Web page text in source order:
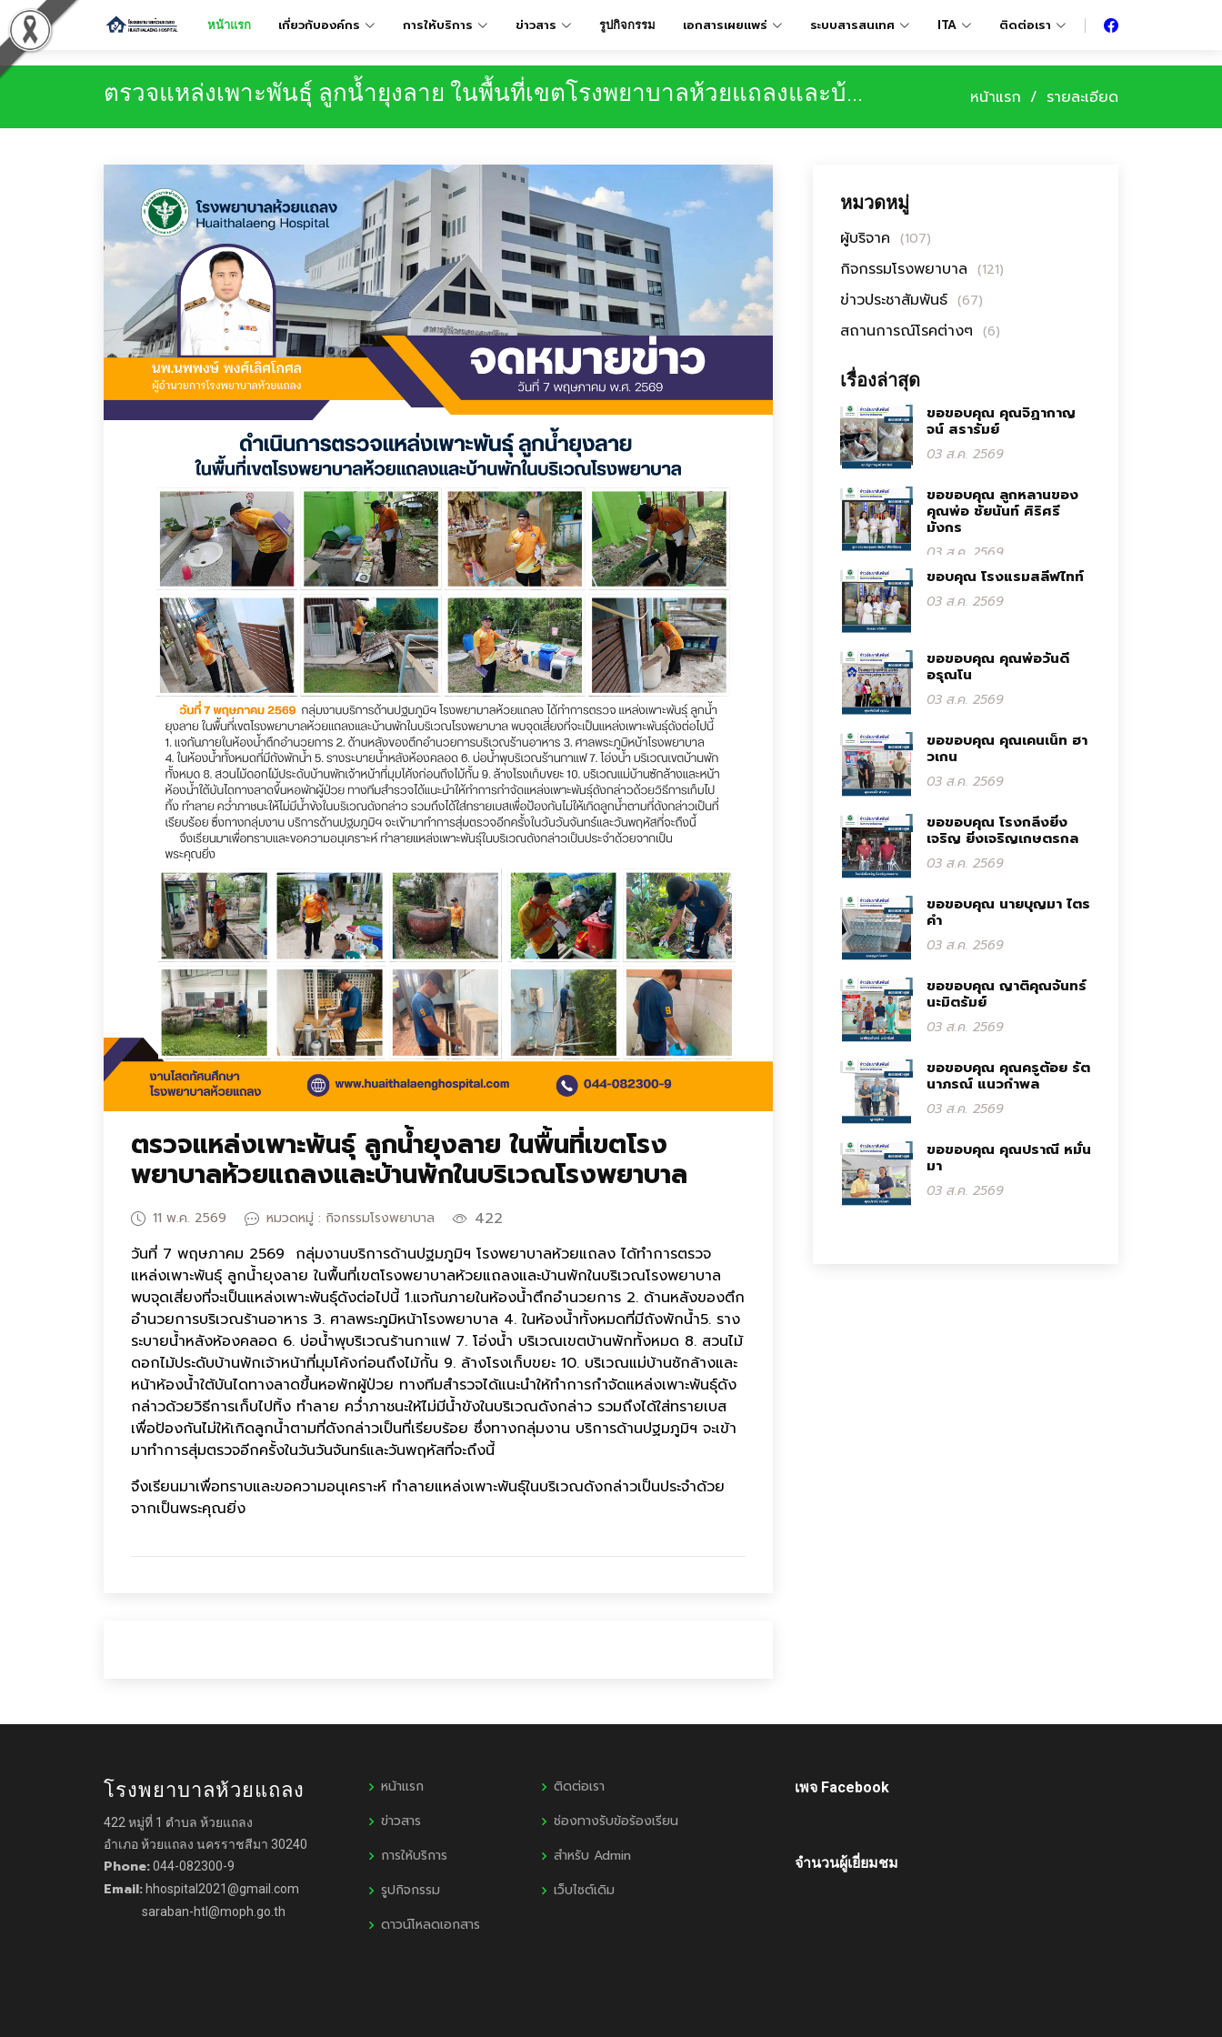
หน้าแรก เกี่ยวกับองค์กร การให้บริการ ข่าวสาร รูปกิจกรรม เอกสารเผยเเพร่ ระบบสารสนเทศ ITA ติดต่อเรา
ตรวจแหล่งเพาะพันธุ์ ลูกน้ำยุงลาย ในพื้นที่เขตโรงพยาบาลห้วยแถลงและบ้... หน้าแรก รายละเอียด
ตรวจแหล่งเพาะพันธุ์ ลูกน้ำยุงลาย ในพื้นที่เขตโรง
พยาบาลห้วยแถลงและบ้านพักในบริเวณโรงพยาบาล
11 พ.ค. 2569 หมวดหมู่ : กิจกรรมโรงพยาบาล
422
วันที่ 7 พฤษภาคม 2569 กลุ่มงานบริการด้านปฐมภูมิฯ โรงพยาบาลห้วยแถลง ได้ทำการตรวจ
แหล่งเพาะพันธุ์ ลูกน้ำยุงลาย ในพื้นที่เขตโรงพยาบาลห้วยแถลงและบ้านพักในบริเวณโรงพยาบาล
พบจุดเสี่ยงที่จะเป็นแหล่งเพาะพันธุ์ดังต่อไปนี้ 1.แจกันภายในห้องน้ำตึกอำนวยการ 2. ด้านหลังของตึก
อำนวยการบริเวณร้านอาหาร 3. ศาลพระภูมิหน้าโรงพยาบาล 4. ในห้องน้ำทั้งหมดที่มีถังพักน้ำ5. ราง
ระบายน้ำหลังห้องคลอด 6. บ่อน้ำพุบริเวณร้านกาแฟ 7. โอ่งน้ำ บริเวณเขตบ้านพักทั้งหมด 8. สวนไม้
ดอกไม้ประดับบ้านพักเจ้าหน้าที่มุมโค้งก่อนถึงไม้กั้น 9. ล้างโรงเก็บขยะ 10. บริเวณแม่บ้านซักล้างและ
หน้าห้องน้ำใต้บันไดทางลาดขึ้นหอพักผู้ป่วย ทางทีมสำรวจได้แนะนำให้ทำการกำจัดแหล่งเพาะพันธุ์ดัง
กล่าวด้วยวิธีการเก็บไปทิ้ง ทำลาย คว่ำภาชนะให้ไม่มีน้ำขังในบริเวณดังกล่าว รวมถึงได้ใส่ทรายเบส
เพื่อป้องกันไม่ให้เกิดลูกน้ำตามที่ดังกล่าวเป็นที่เรียบร้อย ซึ่งทางกลุ่มงาน บริการด้านปฐมภูมิฯ จะเข้า
มาทำการสุ่มตรวจอีกครั้งในวันวันจันทร์และวันพฤหัสที่จะถึงนี้
จึงเรียนมาเพื่อทราบและขอความอนุเคราะห์ ทำลายแหล่งเพาะพันธุ์ในบริเวณดังกล่าวเป็นประจำด้วย
จากเป็นพระคุณยิ่ง
หมวดหมู่
ผู้บริจาค (107)
กิจกรรมโรงพยาบาล (121)
ข่าวประชาสัมพันธ์ (67)
สถานการณ์โรคต่างๆ (6)
เรื่องล่าสุด
ขอขอบคุณ คุณจิฏากาญ
จน์ สรารัมย์
03 ส.ค. 2569
ขอขอบคุณ ลูกหลานของ
คุณพ่อ ชัยนันท์ ศิริศรี
มังกร
03 ส.ค. 2569
ขอบคุณ โรงแรมสลีฟไทท์
03 ส.ค. 2569
ขอขอบคุณ คุณพ่อวันดี
อรุณโน
03 ส.ค. 2569
ขอขอบคุณ คุณเคนเน็ท ฮา
วเกน
03 ส.ค. 2569
ขอขอบคุณ โรงกลึงยิ่ง
เจริญ ยิ่งเจริญเกษตรกล
03 ส.ค. 2569
ขอขอบคุณ นายบุญมา ไตร
คำ
03 ส.ค. 2569
ขอขอบคุณ ญาติคุณจันทร์
นะมิตรัมย์
03 ส.ค. 2569
ขอขอบคุณ คุณครูต้อย รัต
นาภรณ์ แนวกำพล
03 ส.ค. 2569
ขอขอบคุณ คุณปราณี หมั่น
มา
03 ส.ค. 2569
โรงพยาบาลห้วยแถลง
422 หมู่ที่ 1 ตำบล ห้วยแถลง
อำเภอ ห้วยแถลง นครราชสีมา 30240
Phone:044-082300-9
Email: hhospital2021@gmail.com
saraban-htl@moph.go.th
หน้าแรก
ข่าวสาร
การให้บริการ
รูปกิจกรรม
ดาวน์โหลดเอกสาร
ติดต่อเรา
ช่องทางรับข้อร้องเรียน
สำหรับ Admin
เว็บไซต์เดิม
เพจ Facebook
จำนวนผู้เยี่ยมชม